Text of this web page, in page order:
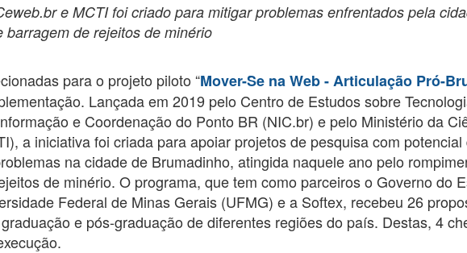
e MCTI foi criado para mitigar problemas enfrentados pela
barragem de rejeitos de minério
para o projeto piloto “Mover-Se na Web - Articulação Pró-
Lançada em 2019 pelo Centro de Estudos sobre
e Coordenação do Ponto BR (NIC.br) e pelo Ministério da
a iniciativa foi criada para apoiar projetos de pesquisa com
na cidade de Brumadinho, atingida naquele ano pelo
de minério. O programa, que tem como parceiros o Governo do
Federal de Minas Gerais (UFMG) e a Softex, recebeu 26
e pós-graduação de diferentes regiões do país. Destas, 4